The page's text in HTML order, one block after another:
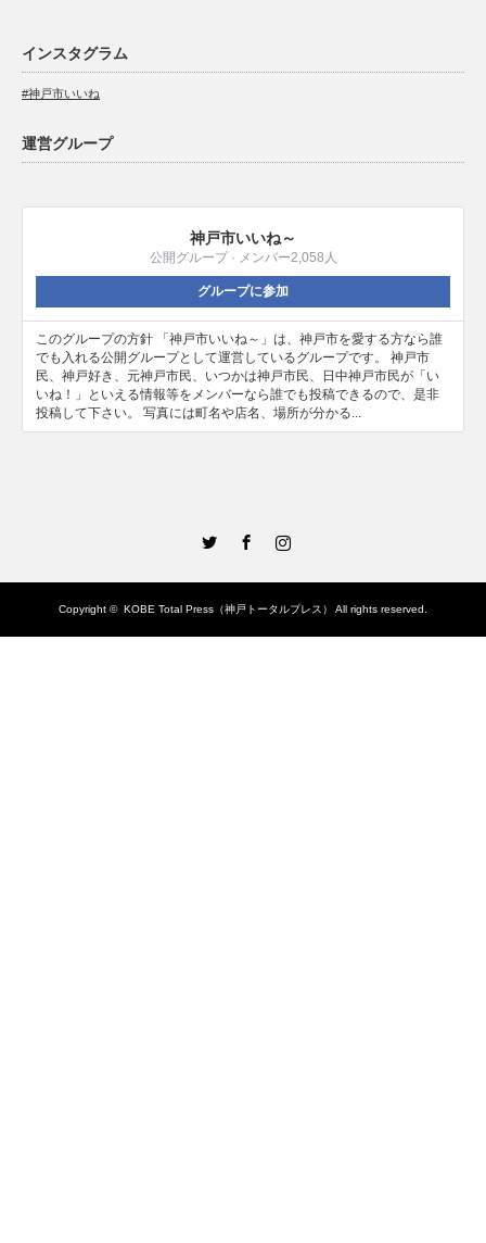
インスタグラム
#神戸市いいね
運営グループ
神戸市いいね～
公開グループ · メンバー2,058人
グループに参加
このグループの方針 「神戸市いいね～」は、神戸市を愛する方なら誰
でも入れる公開グループとして運営しているグループです。 神戸市
民、神戸好き、元神戸市民、いつかは神戸市民、日中神戸市民が「い
いね！」といえる情報等をメンバーなら誰でも投稿できるので、是非
投稿して下さい。 写真には町名や店名、場所が分かる...
Copyright © KOBE Total Press（神戸トータルプレス） All rights reserved.